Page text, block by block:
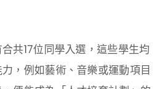
共17位同學入選，這些學生均
，例如藝術、音樂或運動項目